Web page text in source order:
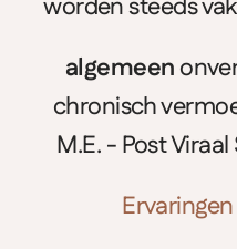
worden steeds
algemeen
chronisch
M.E. - Post